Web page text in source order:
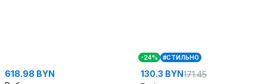
618.98 BYN
-24% #СТИЛЬНО
130.3 BYN171.45